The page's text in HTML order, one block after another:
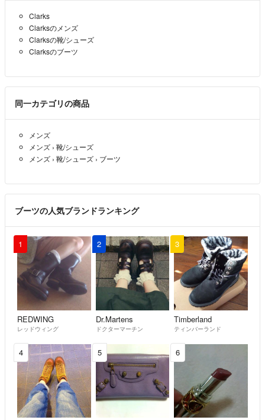
Clarks
Clarksのメンズ
Clarksの靴/シューズ
Clarksのブーツ
同一カテゴリの商品
メンズ
メンズ › 靴/シューズ
メンズ › 靴/シューズ › ブーツ
ブーツの人気ブランドランキング
1
REDWING
レッドウィング
2
Dr.Martens
ドクターマーチン
3
Timberland
ティンバーランド
4 5 6